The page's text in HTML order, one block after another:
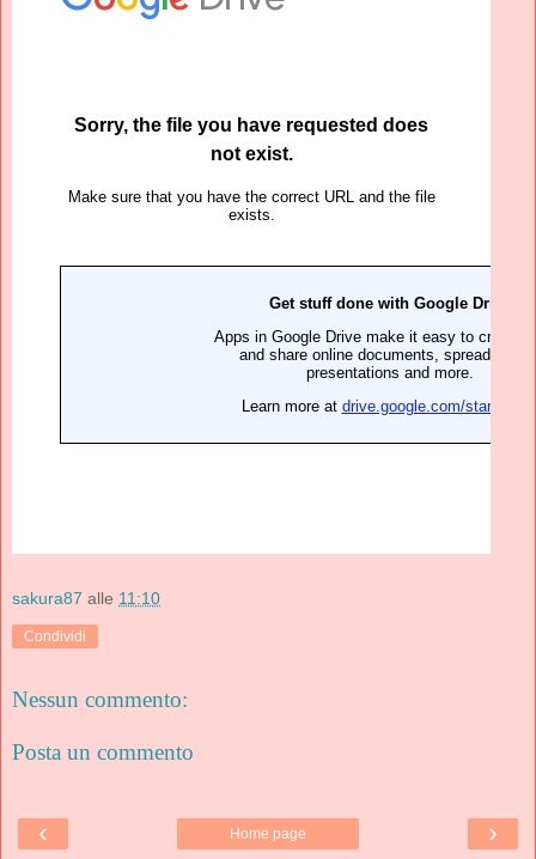
sakura87 alle 11:10
Condividi
Nessun commento:
Posta un commento
‹ ›
Home page